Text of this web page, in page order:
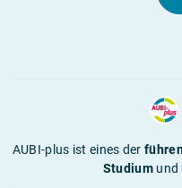
AUBI-plus ist eines der
Studiumund